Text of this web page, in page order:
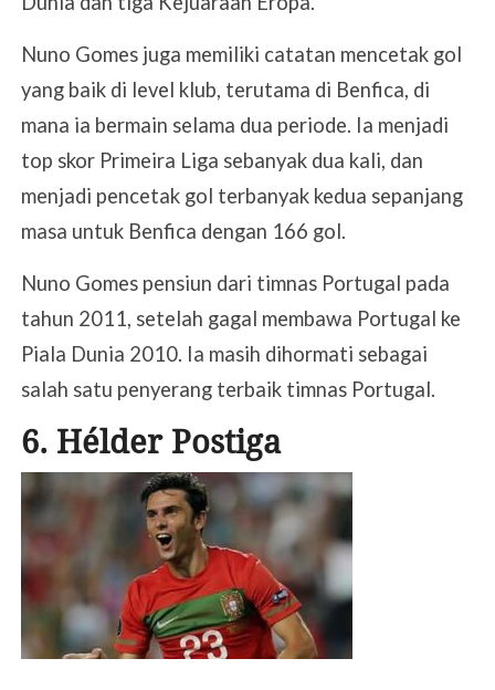
Nuno Gomes juga memiliki catatan mencetak gol
yang baik di level klub, terutama di Benfica, di
mana ia bermain selama dua periode. Ia menjadi
top skor Primeira Liga sebanyak dua kali, dan
menjadi pencetak gol terbanyak kedua sepanjang
masa untuk Benfica dengan 166 gol.
Nuno Gomes pensiun dari timnas Portugal pada
tahun 2011, setelah gagal membawa Portugal ke
Piala Dunia 2010. Ia masih dihormati sebagai
salah satu penyerang terbaik timnas Portugal.
6. Hélder Postiga